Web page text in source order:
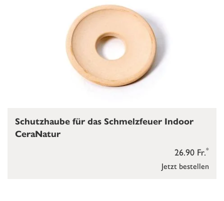
Jetzt bestellen
26.90 Fr.*
Schutzhaube für das Schmelzfeuer Indoor
CeraNatur